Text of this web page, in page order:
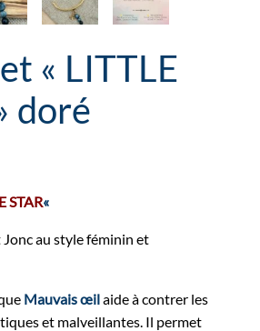
« LITTLE
doré
STAR«
au style féminin et
Mauvais œilaide à contrer les
et malveillantes. Il permet